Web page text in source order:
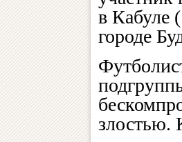
в Кабуле
городе
злостью.